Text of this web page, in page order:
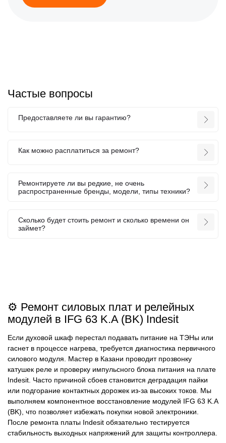
Частые вопросы
Предоставляете ли вы гарантию?
Как можно расплатиться за ремонт?
Ремонтируете ли вы редкие, не очень
распространенные бренды, модели, типы техники?
Сколько будет стоить ремонт и сколько времени он
займет?
⚙️ Ремонт силовых плат и релейных
модулей в IFG 63 K.A (BK) Indesit
Если духовой шкаф перестал подавать питание на ТЭНы или
гаснет в процессе нагрева, требуется диагностика первичного
силового модуля. Мастер в Казани проводит прозвонку
катушек реле и проверку импульсного блока питания на плате
Indesit. Часто причиной сбоев становится деградация пайки
или подгорание контактных дорожек из-за высоких токов. Мы
выполняем компонентное восстановление модулей IFG 63 K.A
(BK), что позволяет избежать покупки новой электроники.
После ремонта платы Indesit обязательно тестируется
стабильность выходных напряжений для защиты контроллера.